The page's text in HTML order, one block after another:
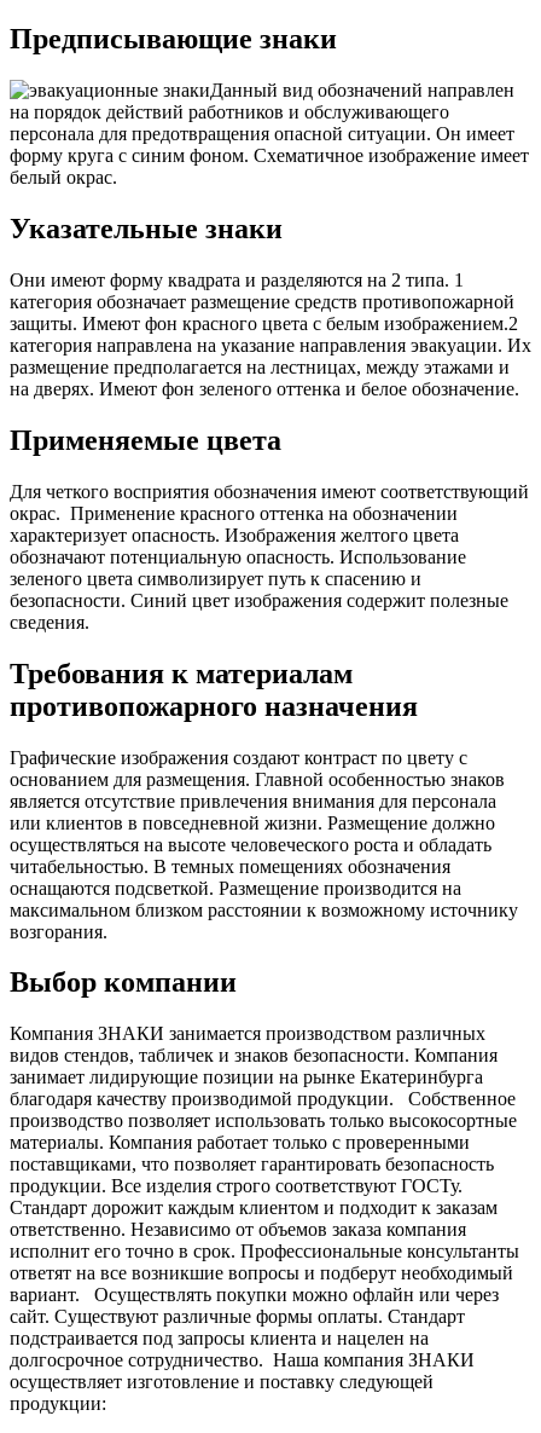
Предписывающие знаки
Данный вид обозначений направлен
на порядок действий работников и обслуживающего
персонала для предотвращения опасной ситуации. Он имеет
форму круга с синим фоном. Схематичное изображение имеет
белый окрас.
Указательные знаки
Они имеют форму квадрата и разделяются на 2 типа. 1
категория обозначает размещение средств противопожарной
защиты. Имеют фон красного цвета с белым изображением.2
категория направлена на указание направления эвакуации. Их
размещение предполагается на лестницах, между этажами и
на дверях. Имеют фон зеленого оттенка и белое обозначение.
Применяемые цвета
Для четкого восприятия обозначения имеют соответствующий
окрас. Применение красного оттенка на обозначении
характеризует опасность. Изображения желтого цвета
обозначают потенциальную опасность. Использование
зеленого цвета символизирует путь к спасению и
безопасности. Синий цвет изображения содержит полезные
сведения.
Требования к материалам
противопожарного назначения
Графические изображения создают контраст по цвету с
основанием для размещения. Главной особенностью знаков
является отсутствие привлечения внимания для персонала
или клиентов в повседневной жизни. Размещение должно
осуществляться на высоте человеческого роста и обладать
читабельностью. В темных помещениях обозначения
оснащаются подсветкой. Размещение производится на
максимальном близком расстоянии к возможному источнику
возгорания.
Выбор компании
Компания ЗНАКИ занимается производством различных
видов стендов, табличек и знаков безопасности. Компания
занимает лидирующие позиции на рынке Екатеринбурга
благодаря качеству производимой продукции.
Собственное
производство позволяет использовать только высокосортные
материалы. Компания работает только с проверенными
поставщиками, что позволяет гарантировать безопасность
продукции. Все изделия строго соответствуют ГОСТу.
Стандарт дорожит каждым клиентом и подходит к заказам
ответственно. Независимо от объемов заказа компания
исполнит его точно в срок. Профессиональные консультанты
ответят на все возникшие вопросы и подберут необходимый
вариант.
Осуществлять покупки можно офлайн или через
сайт. Существуют различные формы оплаты. Стандарт
подстраивается под запросы клиента и нацелен на
долгосрочное сотрудничество. Наша компания ЗНАКИ
осуществляет изготовление и поставку следующей
продукции: